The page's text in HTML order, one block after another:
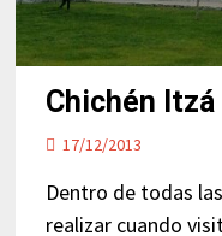
Chichén
17/12/2013
Dentro de todas
realizar cuando